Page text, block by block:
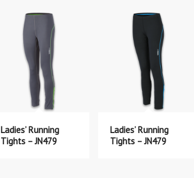
Ladies’ Running
Tights – JN479
Ladies’ Running
Tights – JN479